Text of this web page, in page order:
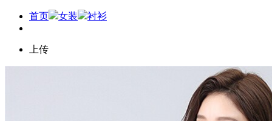
首页 女装 衬衫
上传